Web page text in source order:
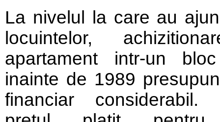
La nivelul la care au
locuintelor,
apartament intr-un
inainte de 1989
financiar